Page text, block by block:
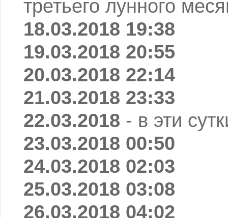
третьего лунного
18.03.2018 19:38
19.03.2018 20:55
20.03.2018 22:14
21.03.2018 23:33
22.03.2018 - в эти
23.03.2018 00:50
24.03.2018 02:03
25.03.2018 03:08
26.03.2018 04:02